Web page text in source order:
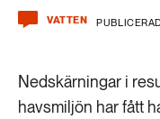
Industri &
Klimat
473 ARTIKLAR
471 ARTIKLAR
Kemikalier
VATTEN
Nedskärningar i
havsmiljön har fått